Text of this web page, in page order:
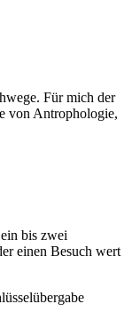
Für mich der
von Antrophologie,
bis zwei
einen Besuch wert